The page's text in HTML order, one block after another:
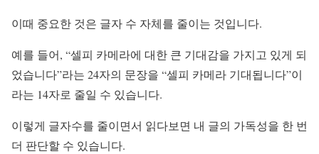
이때 중요한 것은 글자 수 자체를 줄이는 것입니다.
예를 들어, “셀피 카메라에 대한 큰 기대감을 가지고 있게 되
었습니다”라는 24자의 문장을 “셀피 카메라 기대됩니다”이
라는 14자로 줄일 수 있습니다.
이렇게 글자수를 줄이면서 읽다보면 내 글의 가독성을 한 번
더 판단할 수 있습니다.